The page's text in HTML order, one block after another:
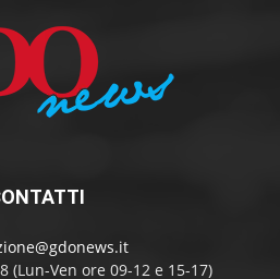
(Lun-Ven ore 09-12 e 15-17)